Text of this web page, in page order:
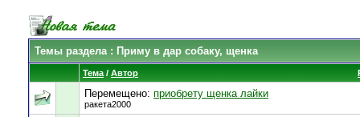
Темы раздела: Приму в дар собаку, щенка
Тема / Автор
Перемещено: приобрету щенка лайки
ракета2000